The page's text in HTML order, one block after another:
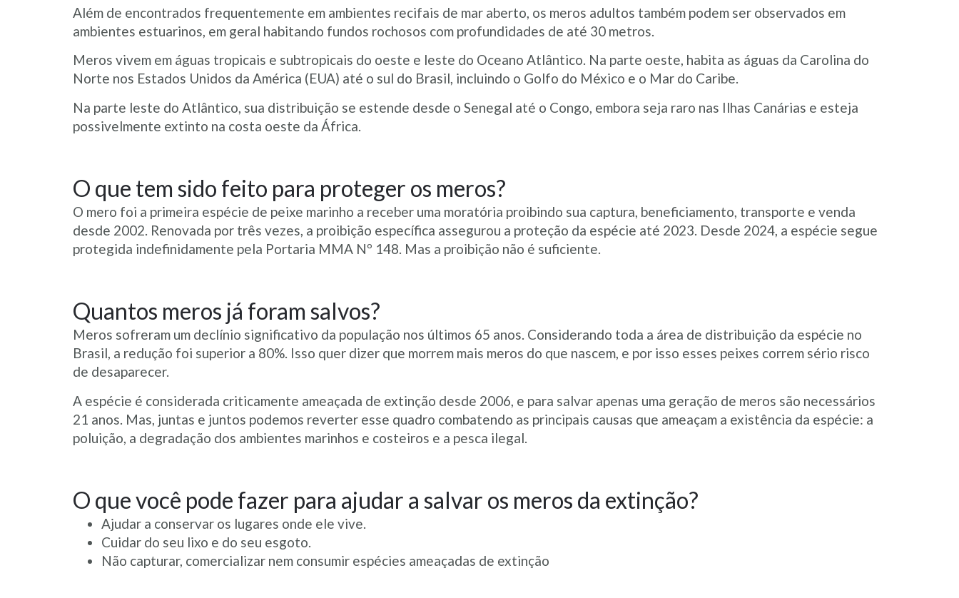
Além de encontrados frequentemente em ambientes recifais de mar aberto, os meros adultos também podem ser observados em
ambientes estuarinos, em geral habitando fundos rochosos com profundidades de até 30 metros.
Meros vivem em águas tropicais e subtropicais do oeste e leste do Oceano Atlântico. Na parte oeste, habita as águas da Carolina do
Norte nos Estados Unidos da América (EUA) até o sul do Brasil, incluindo o Golfo do México e o Mar do Caribe.
Na parte leste do Atlântico, sua distribuição se estende desde o Senegal até o Congo, embora seja raro nas Ilhas Canárias e esteja
possivelmente extinto na costa oeste da África.
O que tem sido feito para proteger os meros?
O mero foi a primeira espécie de peixe marinho a receber uma moratória proibindo sua captura, beneficiamento, transporte e venda
desde 2002. Renovada por três vezes, a proibição específica assegurou a proteção da espécie até 2023. Desde 2024, a espécie segue
protegida indefinidamente pela Portaria MMA Nº 148. Mas a proibição não é suficiente.
Quantos meros já foram salvos?
Meros sofreram um declínio significativo da população nos últimos 65 anos. Considerando toda a área de distribuição da espécie no
Brasil, a redução foi superior a 80%. Isso quer dizer que morrem mais meros do que nascem, e por isso esses peixes correm sério risco
de desaparecer.
A espécie é considerada criticamente ameaçada de extinção desde 2006, e para salvar apenas uma geração de meros são necessários
21 anos. Mas, juntas e juntos podemos reverter esse quadro combatendo as principais causas que ameaçam a existência da espécie: a
poluição, a degradação dos ambientes marinhos e costeiros e a pesca ilegal.
O que você pode fazer para ajudar a salvar os meros da extinção?
Ajudar a conservar os lugares onde ele vive.
Cuidar do seu lixo e do seu esgoto.
Não capturar, comercializar nem consumir espécies ameaçadas de extinção